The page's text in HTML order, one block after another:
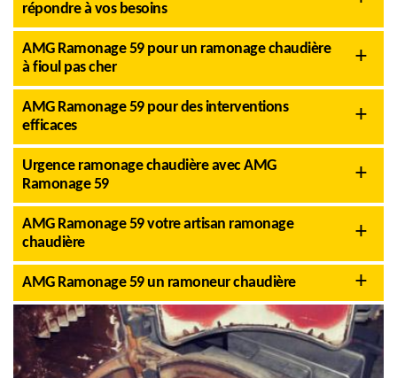
répondre à vos besoins
AMG Ramonage 59 pour un ramonage chaudière
à fioul pas cher
AMG Ramonage 59 pour des interventions
efficaces
Urgence ramonage chaudière avec AMG
Ramonage 59
AMG Ramonage 59 votre artisan ramonage
chaudière
AMG Ramonage 59 un ramoneur chaudière